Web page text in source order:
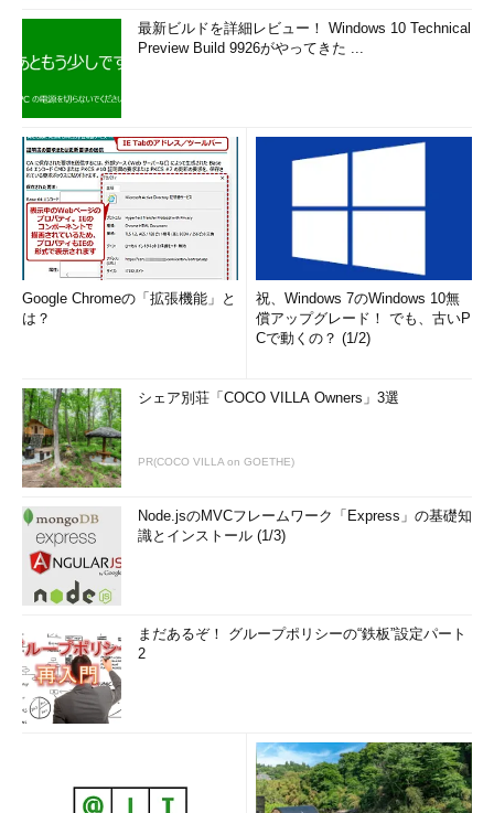
最新ビルドを詳細レビュー！ Windows 10 Technical
Preview Build 9926がやってきた ...
Google Chromeの「拡張機能」と
は？
祝、Windows 7のWindows 10無
償アップグレード！ でも、古いP
Cで動くの？ (1/2)
シェア別荘「COCO VILLA Owners」3選
PR(COCO VILLA on GOETHE)
Node.jsのMVCフレームワーク「Express」の基礎知
識とインストール (1/3)
まだあるぞ！ グループポリシーの“鉄板”設定パート
2